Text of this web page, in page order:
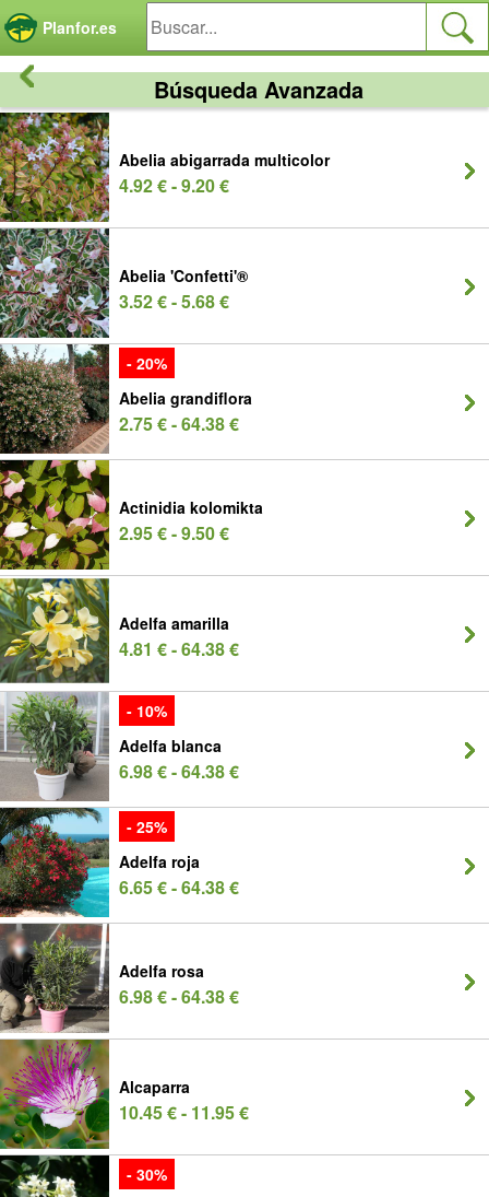
Planfor.es
Búsqueda Avanzada
Abelia abigarrada multicolor
4.92 € - 9.20 €
Abelia 'Confetti'®
3.52 € - 5.68 €
- 20%
Abelia grandiflora
2.75 € - 64.38 €
Actinidia kolomikta
2.95 € - 9.50 €
Adelfa amarilla
4.81 € - 64.38 €
- 10%
Adelfa blanca
6.98 € - 64.38 €
- 25%
Adelfa roja
6.65 € - 64.38 €
Adelfa rosa
6.98 € - 64.38 €
Alcaparra
10.45 € - 11.95 €
- 30%
Panel de gestión de cookies